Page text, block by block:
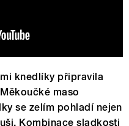
knedlíky připravila
maso
se zelím pohladí nejen
Kombinace sladkosti